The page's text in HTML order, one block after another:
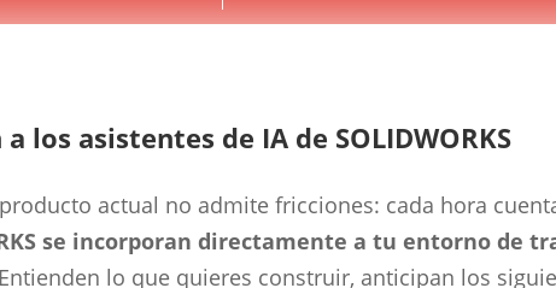
los asistentes de IA de SOLIDWORKS
actual no admite fricciones: cada hora
se incorporan directamente a tu entorno de
lo que quieres construir, anticipan los